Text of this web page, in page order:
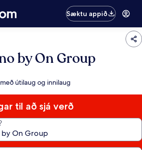
Sæktu appið
by On Group
útilaug og innilaug
til að sjá verð